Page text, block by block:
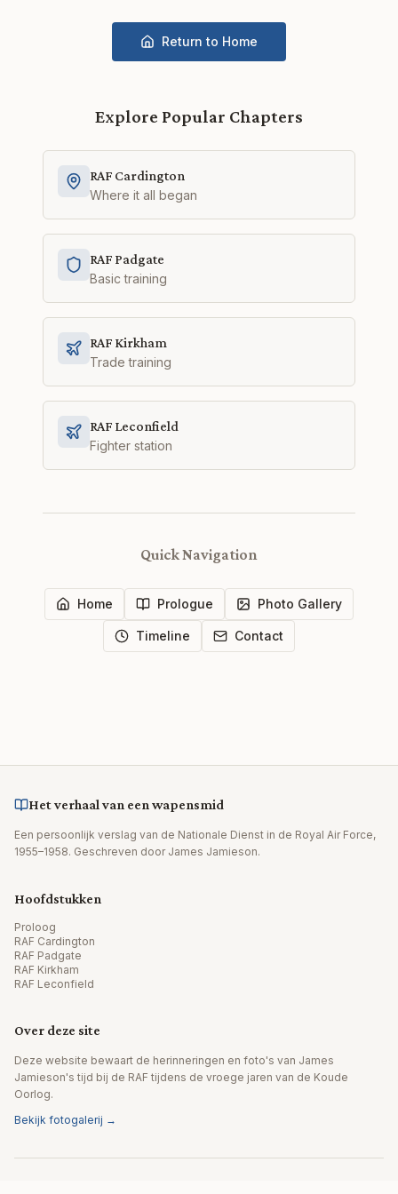
Return to Home
Explore Popular Chapters
RAF Cardington
Where it all began
RAF Padgate
Basic training
RAF Kirkham
Trade training
RAF Leconfield
Fighter station
Quick Navigation
Home Prologue Photo Gallery
Timeline Contact
Het verhaal van een wapensmid
Een persoonlijk verslag van de Nationale Dienst in de Royal Air Force,
1955–1958. Geschreven door James Jamieson.
Hoofdstukken
Proloog
RAF Cardington
RAF Padgate
RAF Kirkham
RAF Leconfield
Over deze site
Deze website bewaart de herinneringen en foto's van James
Jamieson's tijd bij de RAF tijdens de vroege jaren van de Koude
Oorlog.
Bekijk fotogalerij →